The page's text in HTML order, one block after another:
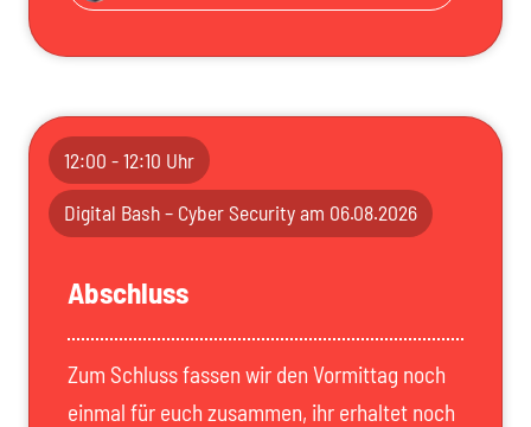
12:00 - 12:10 Uhr
Digital Bash – Cyber Security am 06.08.2026
Abschluss
Zum Schluss fassen wir den Vormittag noch
einmal für euch zusammen, ihr erhaltet noch